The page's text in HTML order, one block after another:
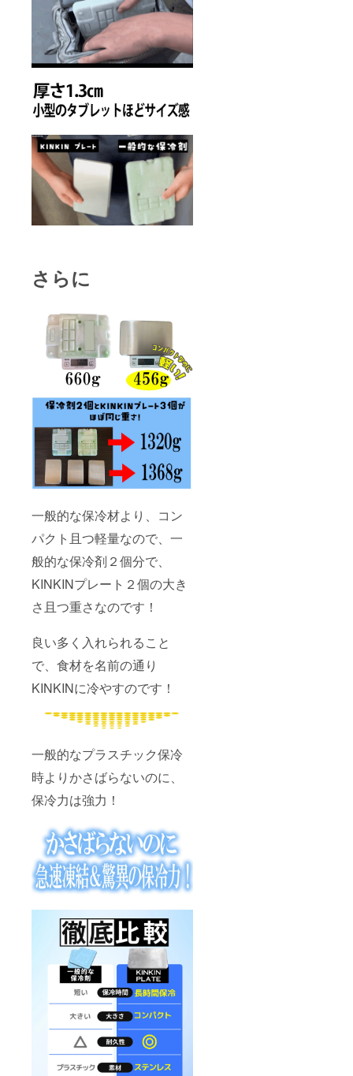
さらに
一般的な保冷材より、コン
パクト且つ軽量なので、一
般的な保冷剤２個分で、
KINKINプレート２個の大き
さ且つ重さなのです！
良い多く入れられること
で、食材を名前の通り
KINKINに冷やすのです！
一般的なプラスチック保冷
時よりかさばらないのに、
保冷力は強力！